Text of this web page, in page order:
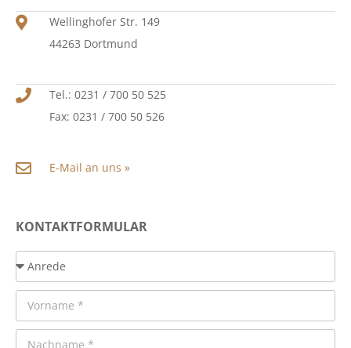
Wellinghofer Str. 149
44263 Dortmund
Tel.: 0231 / 700 50 525
Fax: 0231 / 700 50 526
E-Mail an uns »
KONTAKTFORMULAR